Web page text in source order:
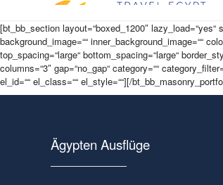
[bt_bb_section layout=“boxed_1200″ lazy_load=“yes“
background_image=““ inner_background_image=““
top_spacing=“large“ bottom_spacing=“large“
columns=“3″ gap=“no_gap“ category=““
el_id=““ el_class=““ el_style=““][/
Ägypten Ausflüge